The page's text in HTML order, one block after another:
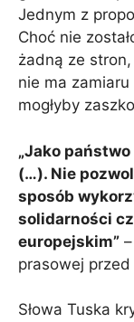
Jednym z
Choć nie
żadną ze
​​nie ma
mogłyby
„Jako
(…). Nie
sposób
solidarności
europejskim”
prasowej
Słowa Tuska